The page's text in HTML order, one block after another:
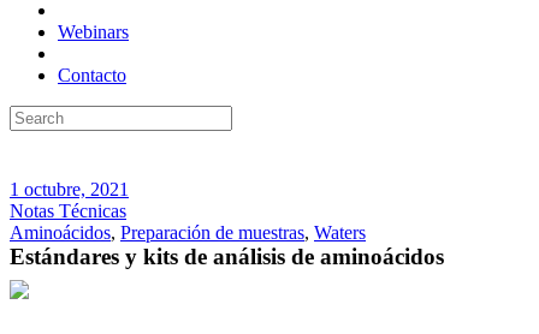
Webinars
Contacto
1 octubre, 2021
Notas Técnicas
Aminoácidos, Preparación de muestras, Waters
Estándares y kits de análisis de aminoácidos